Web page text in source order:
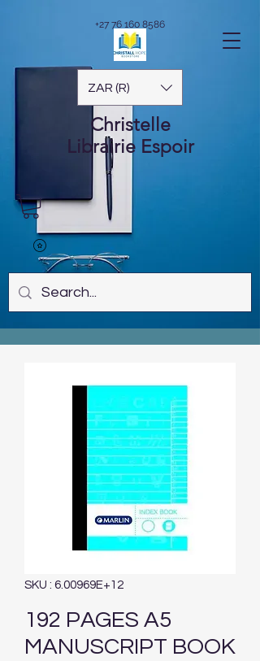
ZAR (R)
Christelle
Librairie Espoir
+27 76 160 8586
SKU : 6.00969E+12
192 PAGES A5
MANUSCRIPT BOOK